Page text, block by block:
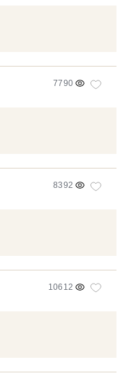
7790
8392
10612